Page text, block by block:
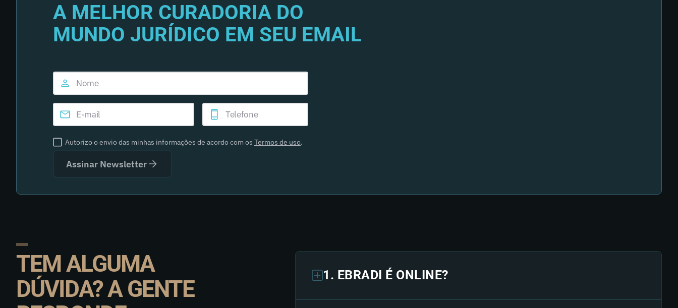
A MELHOR CURADORIA DO
MUNDO JURÍDICO EM SEU EMAIL
Autorizo o envio das minhas informações de acordo com os Termos de uso.
Assinar Newsletter
TEM ALGUMA
DÚVIDA? A GENTE
1. EBRADI É ONLINE?